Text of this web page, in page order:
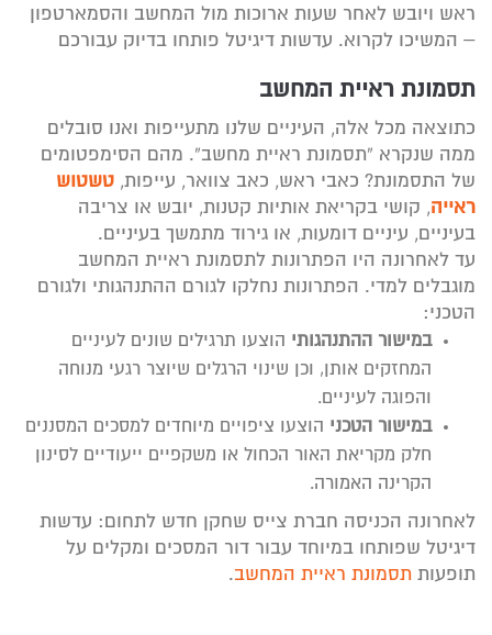
ראש ויובש לאחר שעות ארוכות מול המחשב והסמארטפון
– המשיכו לקרוא. עדשות דיגיטל פותחו בדיוק עבורכם
תסמונת ראיית המחשב
כתוצאה מכל אלה, העיניים שלנו מתעייפות ואנו סובלים
ממה שנקרא “תסמונת ראיית מחשב”. מהם הסימפטומים
של התסמונת? כאבי ראש, כאב צוואר, עייפות, טשטוש
ראייה, קושי בקריאת אותיות קטנות, יובש או צריבה
בעיניים, עיניים דומעות, או גירוד מתמשך בעיניים.
עד לאחרונה היו הפתרונות לתסמונת ראיית המחשב
מוגבלים למדי. הפתרונות נחלקו לגורם ההתנהגותי ולגורם
הטכני:
במישור ההתנהגותי הוצעו תרגילים שונים לעיניים
המחזקים אותן, וכן שינוי הרגלים שיוצר רגעי מנוחה
והפוגה לעיניים.
במישור הטכני הוצעו ציפויים מיוחדים למסכים המסננים
חלק מקריאת האור הכחול או משקפיים ייעודיים לסינון
הקרינה האמורה.
לאחרונה הכניסה חברת צייס שחקן חדש לתחום: עדשות
דיגיטל שפותחו במיוחד עבור דור המסכים ומקלים על
תופעות תסמונת ראיית המחשב.